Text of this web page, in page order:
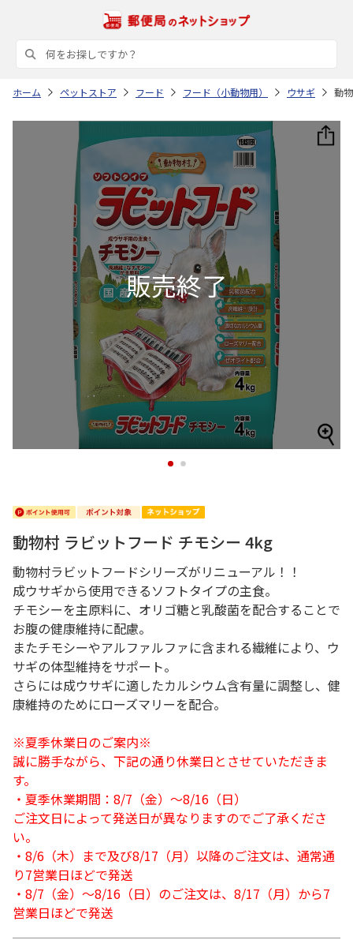
ホーム ペットストア フード フード（小動物用） ウサギ 動
1 2
動物村 ラビットフード チモシー 4kg
動物村ラビットフードシリーズがリニューアル！！
成ウサギから使用できるソフトタイプの主食。
チモシーを主原料に、オリゴ糖と乳酸菌を配合することで
お腹の健康維持に配慮。
またチモシーやアルファルファに含まれる繊維により、ウ
サギの体型維持をサポート。
さらには成ウサギに適したカルシウム含有量に調整し、健
康維持のためにローズマリーを配合。
※夏季休業日のご案内※
誠に勝手ながら、下記の通り休業日とさせていただきま
す。
・夏季休業期間：8/7（金）～8/16（日）
ご注文日によって発送日が異なりますのでご了承くださ
い。
・8/6（木）まで及び8/17（月）以降のご注文は、通常通
り7営業日ほどで発送
・8/7（金）～8/16（日）のご注文は、8/17（月）から7
営業日ほどで発送